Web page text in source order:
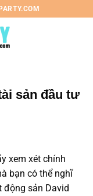
sản đầu tư
xem xét chính
bạn có thể nghĩ
động sản David